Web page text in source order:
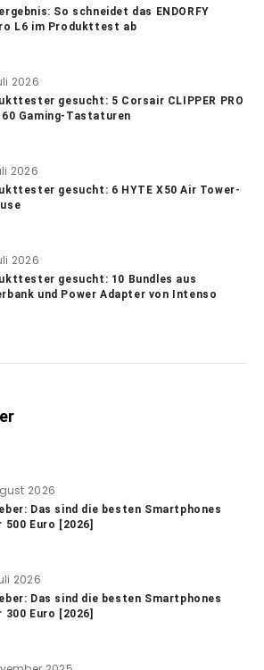
So schneidet das ENDORFY
L6 im Produkttest ab
2026
gesucht: 5 Corsair CLIPPER PRO
60 Gaming-Tastaturen
2026
gesucht: 6 HYTE X50 Air Tower-
2026
gesucht: 10 Bundles aus
und Power Adapter von Intenso
2026
Das sind die besten Smartphones
500 Euro [2026]
2026
Das sind die besten Smartphones
300 Euro [2026]